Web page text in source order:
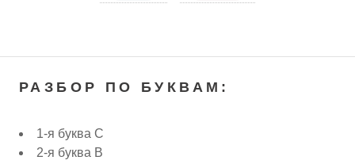
РАЗБОР ПО БУКВАМ:
1-я буква С
2-я буква В